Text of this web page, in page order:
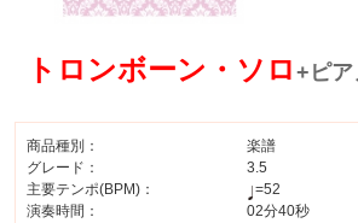
トロンボーン・ソロ+ピ
商品種別：
楽譜
グレード：
3.5
主要テンポ(BPM)：
=52
演奏時間：
02分40秒